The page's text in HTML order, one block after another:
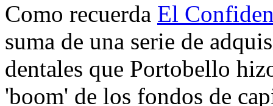
Como recuerda El
suma de una serie de
dentales que Portobello
'boom' de los fondos de